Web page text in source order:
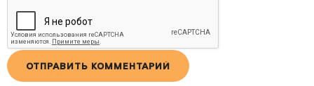
ОТПРАВИТЬ КОММЕНТАРИЙ